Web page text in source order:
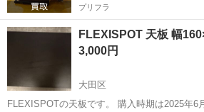
プリフラ
FLEXISPOT 天板 幅
3,000円
大田区
FLEXISPOTの天板です。 購入時期は2025年6